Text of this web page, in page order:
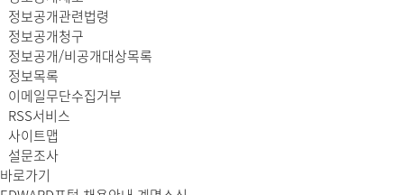
정보공개관련법령
정보공개청구
정보공개/비공개대상목록
정보목록
이메일무단수집거부
RSS서비스
사이트맵
설문조사
바로가기